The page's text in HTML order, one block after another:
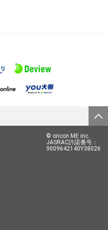
© oricon ME inc.
JASRAC許諾番号：
9009642140Y38026